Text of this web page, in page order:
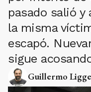
pasado salió y
la misma
escapó.
sigue
Guillermo